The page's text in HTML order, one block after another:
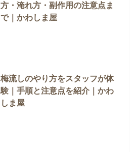
方・淹れ方・副作用の注意点ま
で｜かわしま屋
梅流しのやり方をスタッフが体
験｜手順と注意点を紹介｜かわ
しま屋